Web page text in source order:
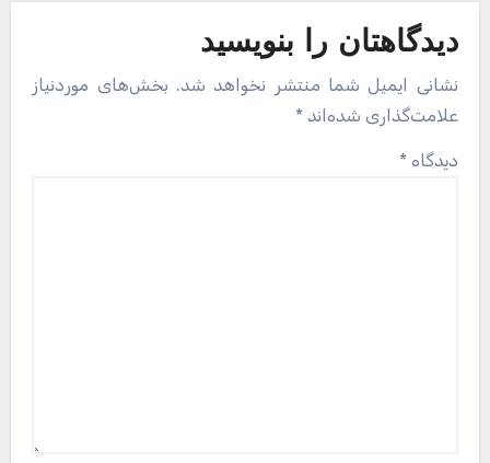
دیدگاهتان را بنویسید
نشانی ایمیل شما منتشر نخواهد شد. بخش‌های موردنیاز
علامت‌گذاری شده‌اند *
دیدگاه *